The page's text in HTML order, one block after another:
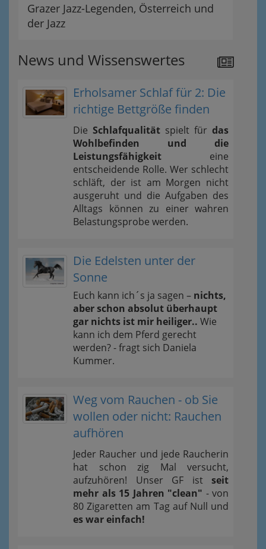
Grazer Jazz-Legenden, Österreich und
der Jazz
News und Wissenswertes
Erholsamer Schlaf für 2: Die
richtige Bettgröße finden
Die Schlafqualität spielt für das
Wohlbefinden und die
Leistungsfähigkeit eine
entscheidende Rolle. Wer schlecht
schläft, der ist am Morgen nicht
ausgeruht und die Aufgaben des
Alltags können zu einer wahren
Belastungsprobe werden.
Die Edelsten unter der
Sonne
Euch kann ich´s ja sagen – nichts,
aber schon absolut überhaupt
gar nichts ist mir heiliger.. Wie
kann ich dem Pferd gerecht
werden? - fragt sich Daniela
Kummer.
Weg vom Rauchen - ob Sie
wollen oder nicht: Rauchen
aufhören
Jeder Raucher und jede Raucherin
hat schon zig Mal versucht,
aufzuhören! Unser GF ist seit
mehr als 15 Jahren "clean" - von
80 Zigaretten am Tag auf Null und
es war einfach!